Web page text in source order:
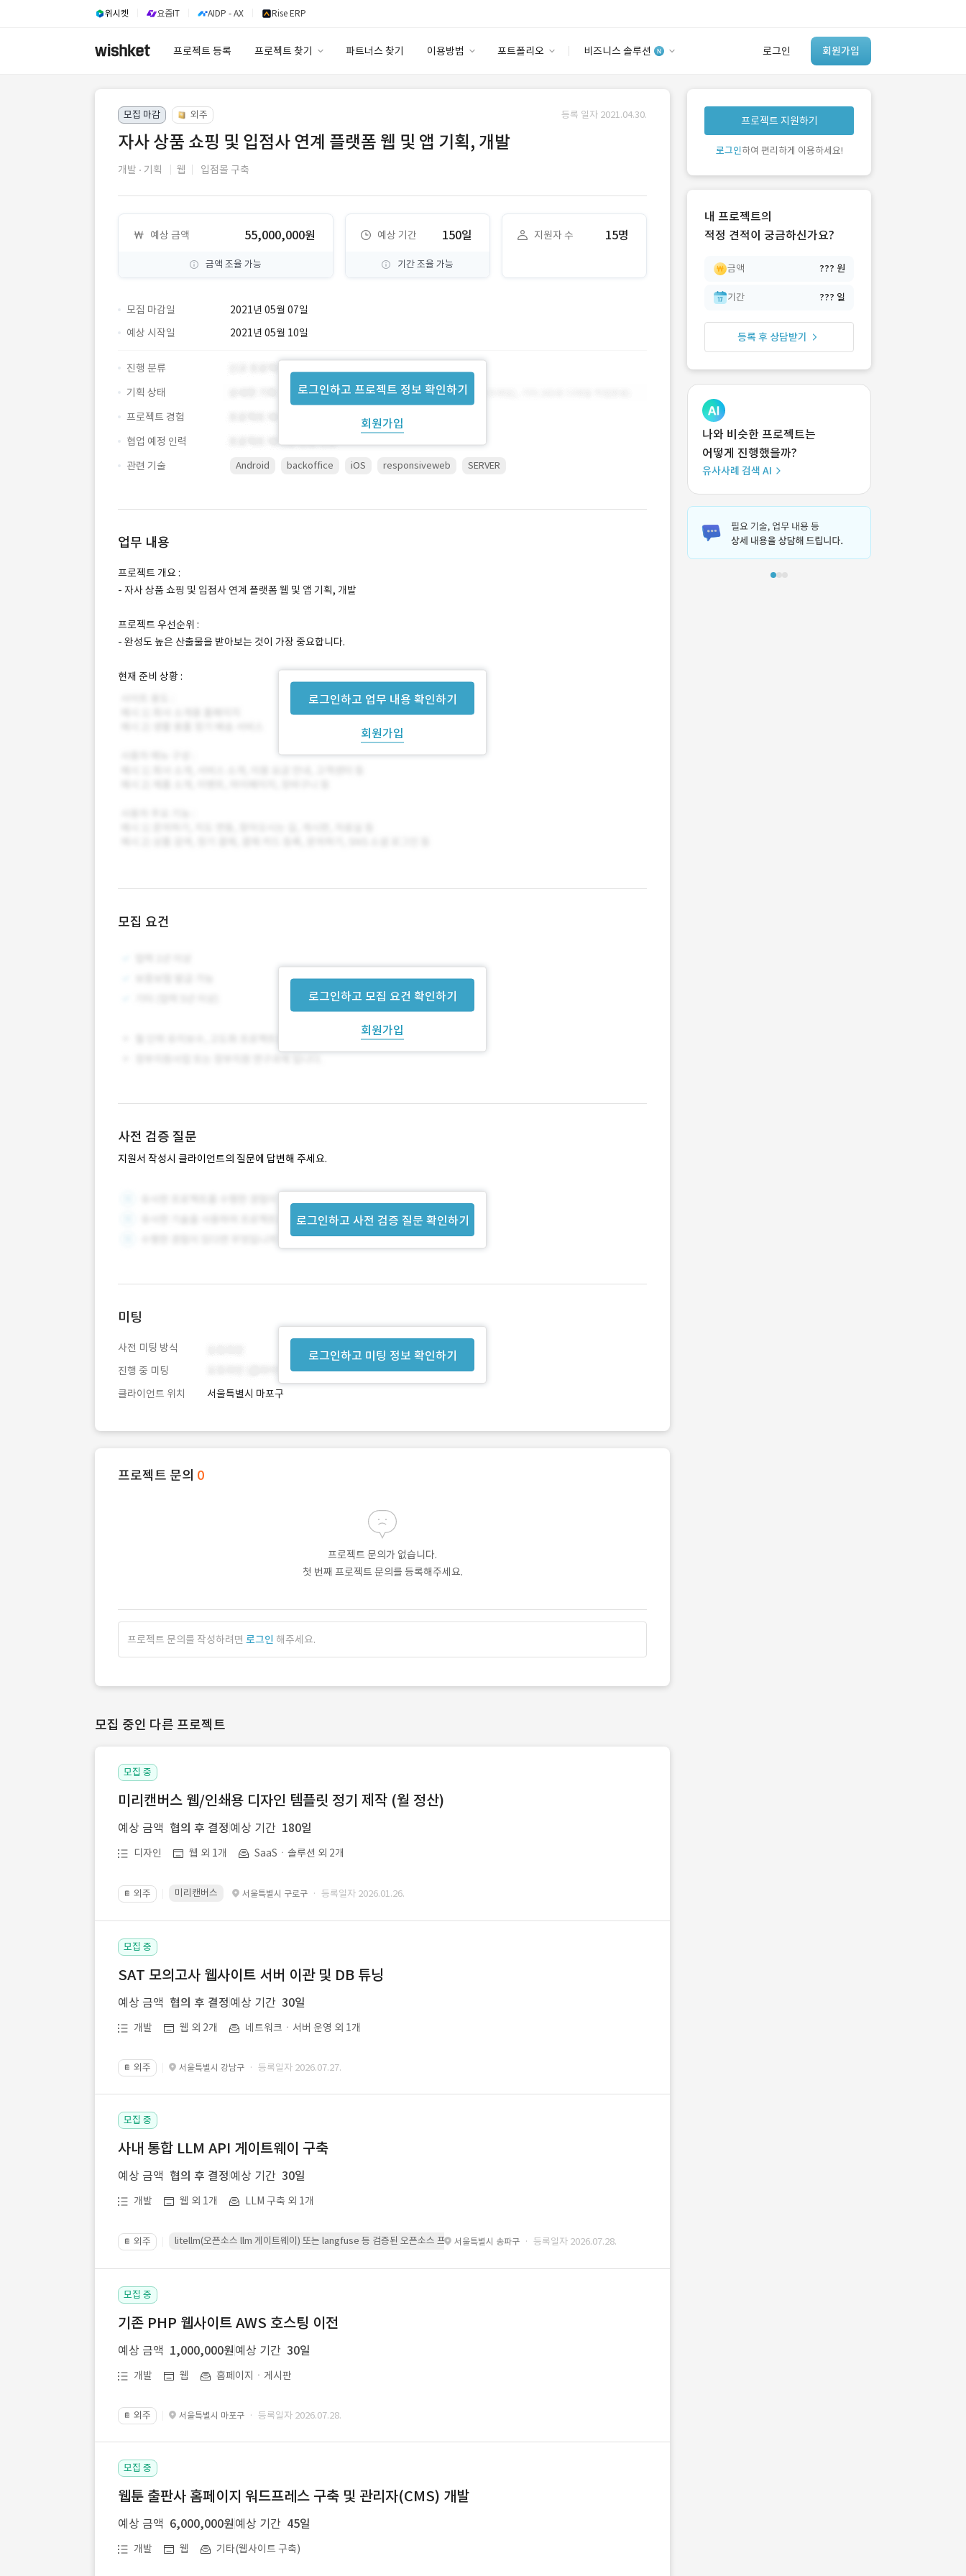
위시켓 요즘IT AIDP - AX Rise ERP
프로젝트 등록 프로젝트 찾기 파트너스 찾기 이용방법 포트폴리오 비즈니스 솔루션 로그인 회원가입
이용요금
고객센터
안심 코드 케어
유사사례 검색 AI
‘이런 거’ 만들어본
개발 회사 있어?
모집 마감 외주 등록 일자 2021.04.30.
자사 상품 쇼핑 및 입점사 연계 플랫폼 웹 및 앱 기획, 개발
개발 기획 웹 입점몰 구축
예상 금액 55,000,000원
금액 조율 가능
예상 기간 150일
기간 조율 가능
지원자 수 15명
모집 마감일 2021년 05월 07일
로그인하고 프로젝트 정보 확인하기
회원가입
예상 시작일 2021년 05월 10일
진행 분류
기획 상태
프로젝트 경험
협업 예정 인력
관련 기술
Android backoffice iOS responsiveweb SERVER
업무 내용
로그인하고 업무 내용 확인하기
회원가입
프로젝트 개요 :
- 자사 상품 쇼핑 및 입점사 연계 플랫폼 웹 및 앱 기획, 개발
프로젝트 우선순위 :
- 완성도 높은 산출물을 받아보는 것이 가장 중요합니다.
현재 준비 상황 :
모집 요건
로그인하고 모집 요건 확인하기
회원가입
사전 검증 질문
지원서 작성시 클라이언트의 질문에 답변해 주세요.
로그인하고 사전 검증 질문 확인하기
로그인하고 미팅 정보 확인하기
미팅
사전 미팅 방식
진행 중 미팅
클라이언트 위치
서울특별시 마포구
프로젝트 문의 0
프로젝트 문의가 없습니다.
첫 번째 프로젝트 문의를 등록해주세요.
프로젝트 문의를 작성하려면 로그인 해주세요.
모집 중인 다른 프로젝트
모집 중
미리캔버스 웹/인쇄용 디자인 템플릿 정기 제작 (월 정산)
예상 금액 협의 후 결정 예상 기간 180일
디자인 웹 외 1개 SaaSㆍ솔루션 외 2개
📔 외주 미리캔버스 서울특별시 구로구 · 등록일자 2026.01.26.
모집 중
SAT 모의고사 웹사이트 서버 이관 및 DB 튜닝
예상 금액 협의 후 결정 예상 기간 30일
개발 웹 외 2개 네트워크ㆍ서버 운영 외 1개
📔 외주 서울특별시 강남구 · 등록일자 2026.07.27.
모집 중
사내 통합 LLM API 게이트웨이 구축
예상 금액 협의 후 결정 예상 기간 30일
개발 웹 외 1개 LLM 구축 외 1개
📔 외주 litellm(오픈소스 llm 게이트웨이) 또는 langfuse 등 검증된 오픈소스 프레임워크를 기반으로 시스템을 구축
서울특별시 송파구 · 등록일자 2026.07.28.
모집 중
기존 PHP 웹사이트 AWS 호스팅 이전
예상 금액 1,000,000원 예상 기간 30일
개발 웹 홈페이지ㆍ게시판
📔 외주 서울특별시 마포구 · 등록일자 2026.07.28.
모집 중
웹툰 출판사 홈페이지 워드프레스 구축 및 관리자(CMS) 개발
예상 금액 6,000,000원 예상 기간 45일
개발 웹 기타(웹사이트 구축)
프로젝트 지원하기
로그인하여 편리하게 이용하세요!
내 프로젝트의
적정 견적이 궁금하신가요?
금액 ??? 원
기간 ??? 일
등록 후 상담받기
나와 비슷한 프로젝트는
어떻게 진행했을까?
유사사례 검색 AI